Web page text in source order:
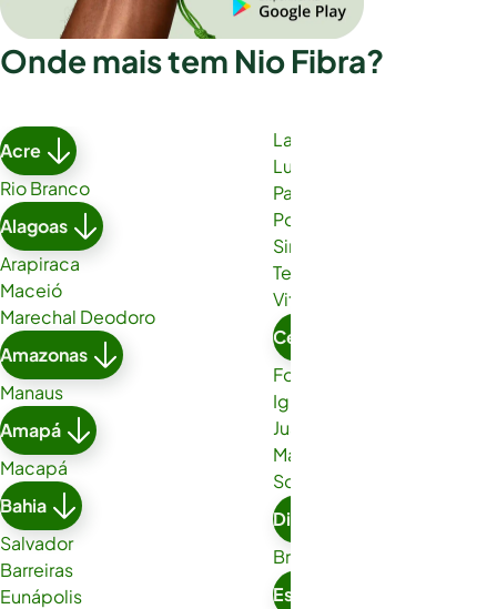
Onde mais tem Nio Fibra?
Acre
Rio Branco
Alagoas
Arapiraca
Maceió
Marechal Deodoro
Amazonas
Manaus
Amapá
Macapá
Bahia
Salvador
Barreiras
Eunápolis
Lauro de Freitas
Luís Eduardo Magalhães
Paulo Afonso
Porto Seguro
Simões Filho
Teixeira de Freitas
Vitória da Conquista
Ceará
Fortaleza
Iguatu
Juazeiro do Norte
Maracanaú
Sobral
Distrito Federal
Brasília
Espírito Santo